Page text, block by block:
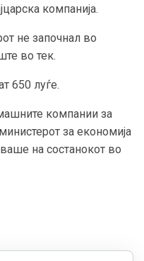
компанија.
не започнал во
во тек.
650 луѓе.
компании за
за економија
на состанокот во